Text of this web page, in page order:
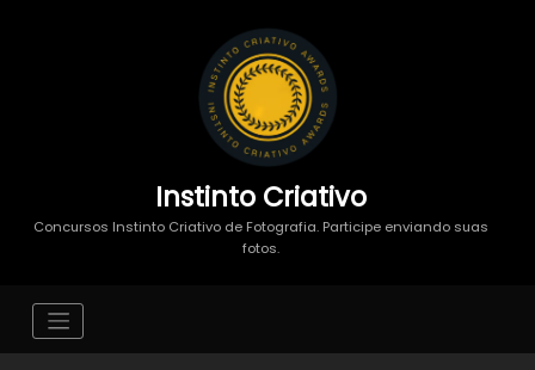
Instinto Criativo
Concursos Instinto Criativo de Fotografia. Participe enviando suas
fotos.